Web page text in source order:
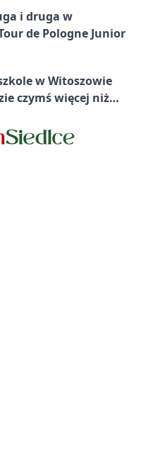
i druga w
de Pologne Junior
w Witoszowie
czymś więcej niż